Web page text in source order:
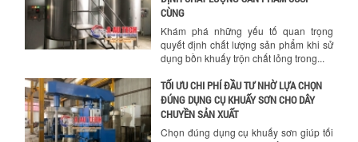
Chính sách giao hàng
CÙNG
Khám phá những yếu tố quan trọng
quyết định chất lượng sản phẩm khi sử
dụng bồn khuấy trộn chất lỏng trong...
TỐI ƯU CHI PHÍ ĐẦU TƯ NHỜ LỰA CHỌN
ĐÚNG DỤNG CỤ KHUẤY SƠN CHO DÂY
CHUYỀN SẢN XUẤT
Chọn đúng dụng cụ khuấy sơn giúp tối